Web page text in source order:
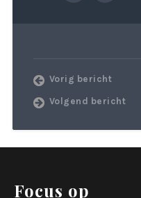
Vorig bericht
Volgend bericht
Focus op